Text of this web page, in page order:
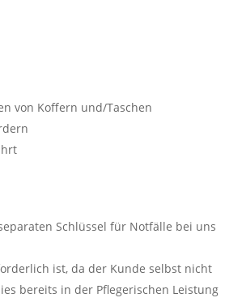
von Koffern und/Taschen
Schlüssel für Notfälle bei uns
ist, da der Kunde selbst nicht
bereits in der Pflegerischen Leistung